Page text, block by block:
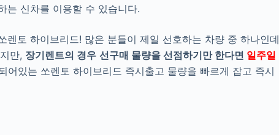
는 신차를 이용할 수 있습니다.
토 하이브리드! 많은 분들이 제일 선호하는 차량 중 하나인데
만, 장기렌트의 경우 선구매 물량을 선점하기만 한다면 일주일
어있는 쏘렌토 하이브리드 즉시출고 물량을 빠르게 잡고 즉시